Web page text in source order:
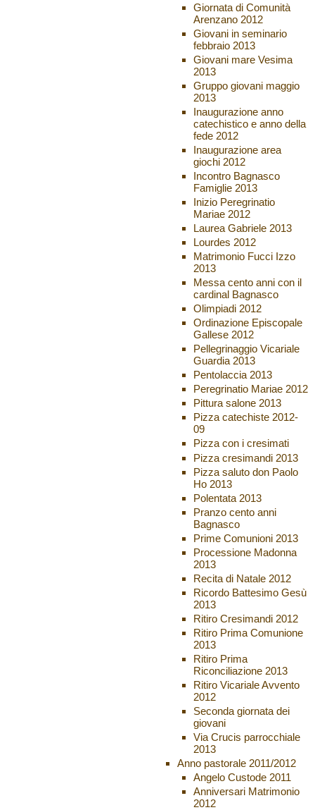
Giornata di Comunità
Arenzano 2012
Giovani in seminario
febbraio 2013
Giovani mare Vesima
2013
Gruppo giovani maggio
2013
Inaugurazione anno
catechistico e anno della
fede 2012
Inaugurazione area
giochi 2012
Incontro Bagnasco
Famiglie 2013
Inizio Peregrinatio
Mariae 2012
Laurea Gabriele 2013
Lourdes 2012
Matrimonio Fucci Izzo
2013
Messa cento anni con il
cardinal Bagnasco
Olimpiadi 2012
Ordinazione Episcopale
Gallese 2012
Pellegrinaggio Vicariale
Guardia 2013
Pentolaccia 2013
Peregrinatio Mariae 2012
Pittura salone 2013
Pizza catechiste 2012-
09
Pizza con i cresimati
Pizza cresimandi 2013
Pizza saluto don Paolo
Ho 2013
Polentata 2013
Pranzo cento anni
Bagnasco
Prime Comunioni 2013
Processione Madonna
2013
Recita di Natale 2012
Ricordo Battesimo Gesù
2013
Ritiro Cresimandi 2012
Ritiro Prima Comunione
2013
Ritiro Prima
Riconciliazione 2013
Ritiro Vicariale Avvento
2012
Seconda giornata dei
giovani
Via Crucis parrocchiale
2013
Anno pastorale 2011/2012
Angelo Custode 2011
Anniversari Matrimonio
2012